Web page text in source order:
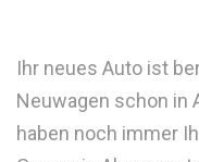
Ihr neues Auto ist
Neuwagen schon in
haben noch immer